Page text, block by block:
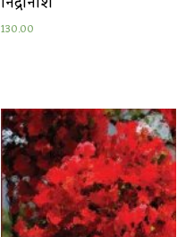
130.00